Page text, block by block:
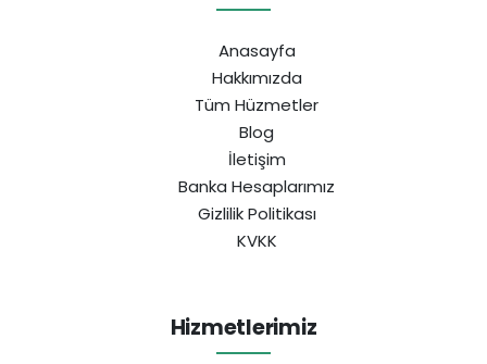
Anasayfa
Hakkımızda
Tüm Hüzmetler
Blog
İletişim
Banka Hesaplarımız
Gizlilik Politikası
KVKK
Hizmetlerimiz